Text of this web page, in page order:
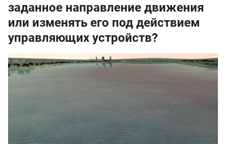
заданное направление движения
или изменять его под действием
управляющих устройств?